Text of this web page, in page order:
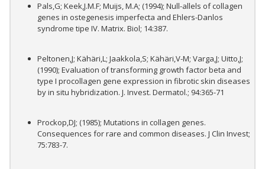
Pals,G; Keek,J.M.F; Muijs, M.A; (1994); Null-allels of collagen
genes in ostegenesis imperfecta and Ehlers-Danlos
syndrome tipe IV. Matrix. Biol; 14:387.
Peltonen,J; Kähäri,L; Jaakkola,S; Kähäri,V-M; Varga,J; Uitto,J;
(1990); Evaluation of transforming growth factor beta and
type I procollagen gene expression in fibrotic skin diseases
by in situ hybridization. J. Invest. Dermatol.; 94:365-71
Prockop,DJ; (1985); Mutations in collagen genes.
Consequences for rare and common diseases. J Clin Invest;
75:783-7.